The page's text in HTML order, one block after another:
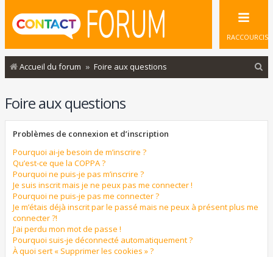
RACCOURCIS
Accueil du forum Foire aux questions
Foire aux questions
Problèmes de connexion et d’inscription
Pourquoi ai-je besoin de m’inscrire ?
Qu’est-ce que la COPPA ?
Pourquoi ne puis-je pas m’inscrire ?
Je suis inscrit mais je ne peux pas me connecter !
Pourquoi ne puis-je pas me connecter ?
Je m’étais déjà inscrit par le passé mais ne peux à présent plus me
connecter ?!
J’ai perdu mon mot de passe !
Pourquoi suis-je déconnecté automatiquement ?
À quoi sert « Supprimer les cookies » ?